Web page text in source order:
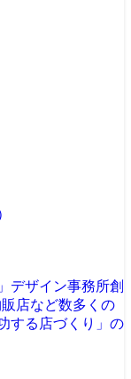
デザイン事務所創
店など数多くの
する店づくり」の